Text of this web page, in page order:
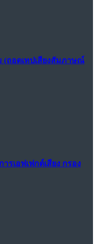
(ถอดเทปเสียงสัมภาษณ์
รเอฟเฟกต์เสียง กรอง